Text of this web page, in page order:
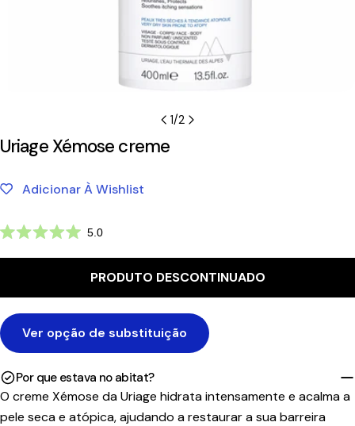
1/2
Uriage Xémose creme
Adicionar À Wishlist
com
estrelas
5.0Clique
para
as
avaliações
PRODUTO DESCONTINUADO
Ver opção de substituição
Por que estava no abitat?
O creme Xémose da Uriage hidrata intensamente e acalma a
pele seca e atópica, ajudando a restaurar a sua barreira